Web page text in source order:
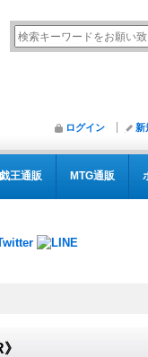
ログイン 新
王通販 MTG通販